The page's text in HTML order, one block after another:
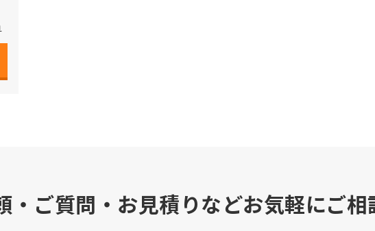
・ご質問・お見積りなどお気軽にご